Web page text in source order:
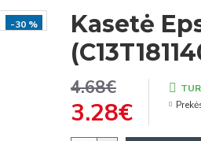
-30 %
Kasetė
4.68€
3.28€